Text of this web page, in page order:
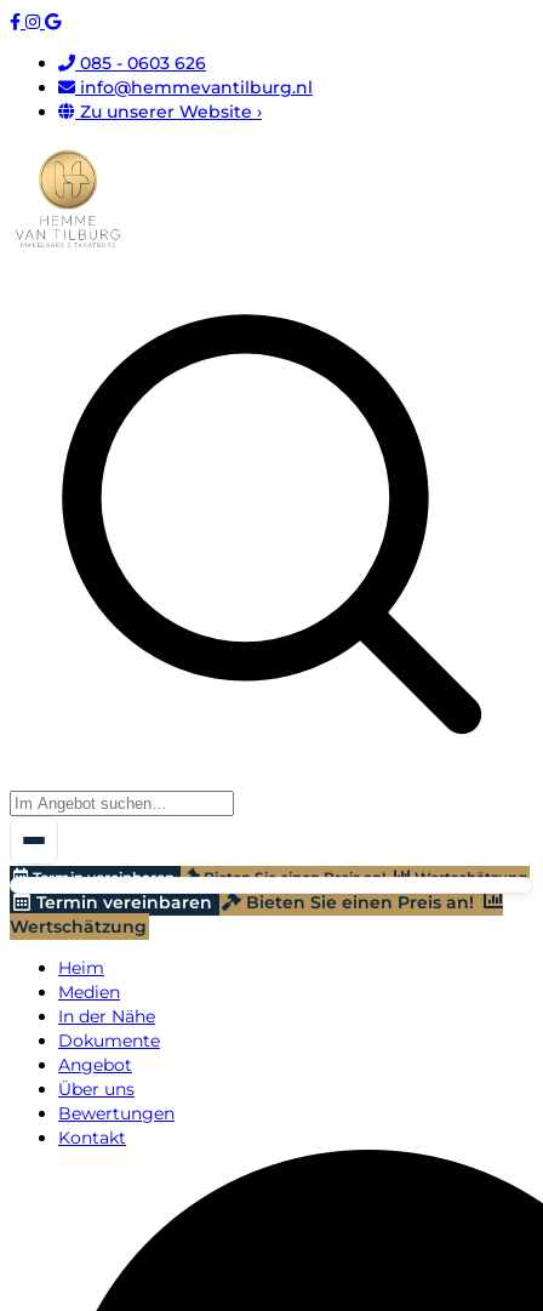
085 - 0603 626
info@hemmevantilburg.nl
Zu unserer Website ›
Termin vereinbaren Bieten Sie einen Preis an! Wertschätzung
Termin vereinbaren
Bieten Sie einen Preis an!
Wertschätzung
Heim
Medien
In der Nähe
Dokumente
Angebot
Über uns
Bewertungen
Kontakt